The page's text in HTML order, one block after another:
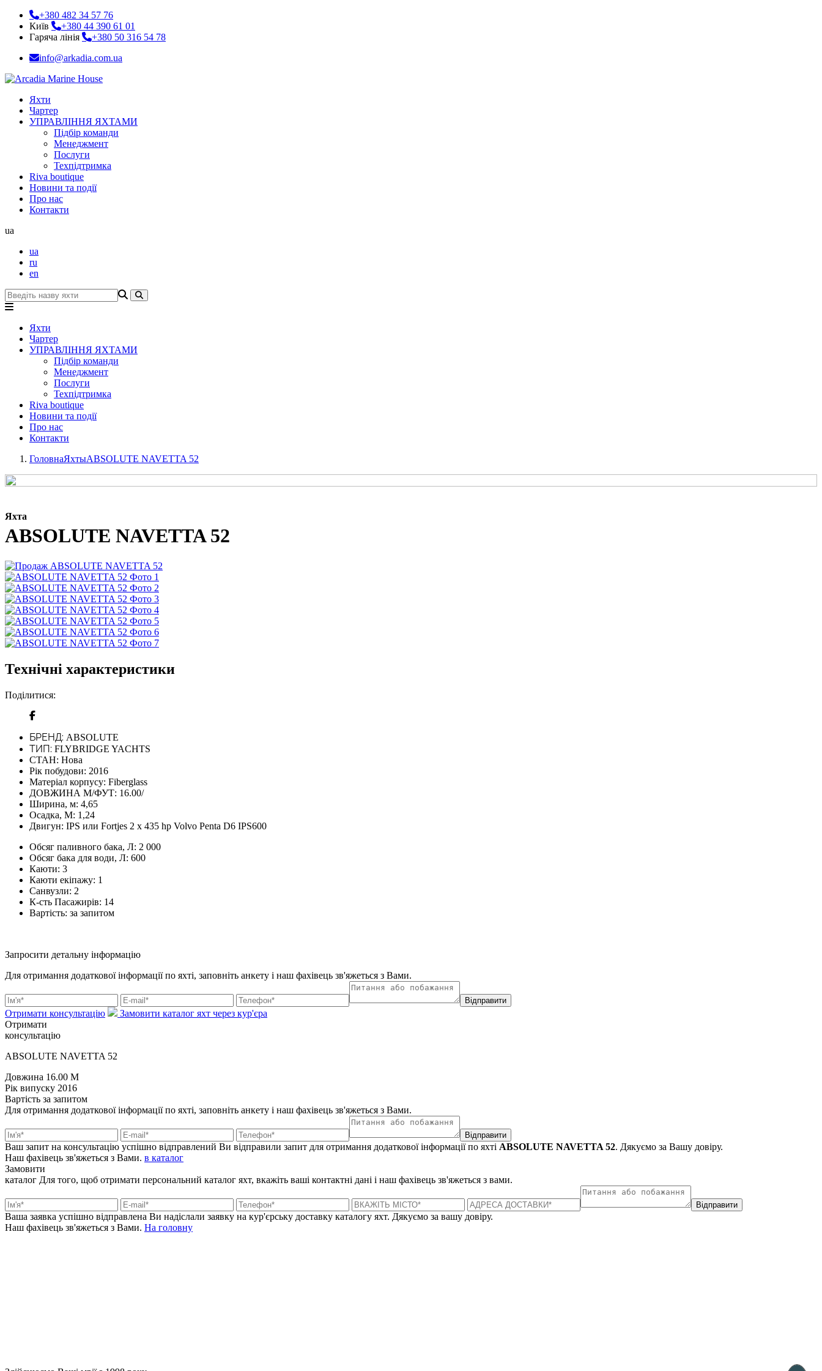
+380 482 34 57 76
Київ
+380 44 390 61 01
Гаряча лінія
+380 50 316 54 78
info@arkadia.com.ua
Яхти
Чартер
УПРАВЛІННЯ ЯХТАМИ
Підбір команди
Менеджмент
Послуги
Техпідтримка
Riva boutique
Новини та події
Про нас
Контакти
ua
ua
ru
en
Яхти
Чартер
УПРАВЛІННЯ ЯХТАМИ
Підбір команди
Менеджмент
Послуги
Техпідтримка
Riva boutique
Новини та події
Про нас
Контакти
ГоловнаЯхтыABSOLUTE NAVETTA 52
Яхта
ABSOLUTE NAVETTA 52
Технічні характеристики
Поділитися:
БРЕНД: ABSOLUTE
ТИП: FLYBRIDGE YACHTS
СТАН: Нова
Рік побудови: 2016
Матеріал корпусу: Fiberglass
ДОВЖИНА М/ФУТ: 16.00/
Ширина, м: 4,65
Осадка, М: 1,24
Двигун: IPS или Fortjes 2 x 435 hp Volvo Penta D6 IPS600
Обсяг паливного бака, Л: 2 000
Обсяг бака для води, Л: 600
Каюти: 3
Каюти екіпажу: 1
Санвузли: 2
К-сть Пасажирів: 14
Вартість: за запитом
Запросити детальну інформацію
Для отримання додаткової інформації по яхті, заповніть анкету і наш фахівець зв'яжеться з Вами.
Відправити
Отримати консультацію
Замовити каталог яхт через кур'єра
Отримати
консультацію
ABSOLUTE NAVETTA 52
Довжина 16.00 M
Рік випуску 2016
Вартість за запитом
Для отримання додаткової інформації по яхті, заповніть анкету і наш фахівець зв'яжеться з Вами.
Відправити
Ваш запит на консультацію успішно відправлений Ви відправили запит для отримання додаткової інформації по яхті ABSOLUTE NAVETTA 52. Дякуємо за Вашу довіру.
Наш фахівець зв'яжеться з Вами. в каталог
Замовити
каталог Для того, щоб отримати персональний каталог яхт, вкажіть ваші контактні дані і наш фахівець зв'яжеться з вами.
Відправити
Ваша заявка успішно відправлена Ви надіслали заявку на кур'єрську доставку каталогу яхт. Дякуємо за вашу довіру.
Наш фахівець зв'яжеться з Вами. На головну